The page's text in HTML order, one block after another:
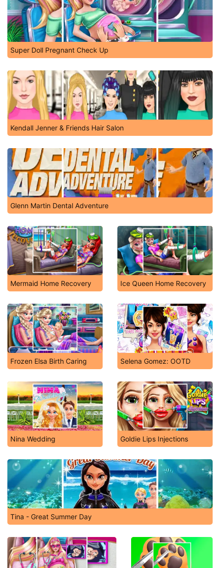
Super Doll Pregnant Check Up
Kendall Jenner & Friends Hair Salon
Glenn Martin Dental Adventure
Mermaid Home Recovery Ice Queen Home Recovery
Frozen Elsa Birth Caring Selena Gomez: OOTD
Nina Wedding Goldie Lips Injections
Tina - Great Summer Day